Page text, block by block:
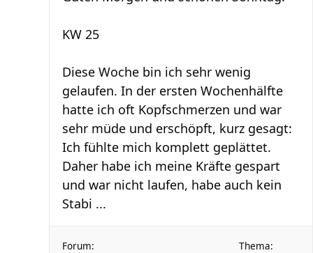
KW 25
Diese Woche bin ich sehr wenig
gelaufen. In der ersten Wochenhälfte
hatte ich oft Kopfschmerzen und war
sehr müde und erschöpft, kurz gesagt:
Ich fühlte mich komplett geplättet.
Daher habe ich meine Kräfte gespart
und war nicht laufen, habe auch kein
Stabi ...
Forum:
Thema: